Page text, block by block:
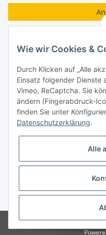
Neu hier?Jetzt registrieren!
Turboloch GmbH
Almenweg 27
67256 Weisenheim
E-Mail: info@turboloch.de
Impressum
* Alle Preise inkl. gesetzlicher USt.,
©
Wie wir Cookies &
Durch Klicken auf „Alle
Einsatz folgender Dienste
Vimeo, ReCaptcha. Sie
ändern (Fingerabdruck-
finden Sie unter
Datenschutzerklärung.
Alle